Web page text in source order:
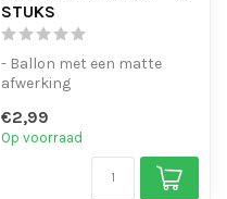
STUKS
- Ballon met een matte
afwerking
natuurlijke latex
- Geschi...
€2,99
Op voorraad